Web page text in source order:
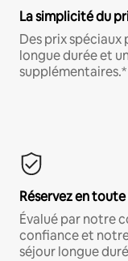
La simplicité du
Des prix spéciaux
longue durée et
supplémentaires.*
Réservez en
Évalué par notre
confiance et
séjour longue